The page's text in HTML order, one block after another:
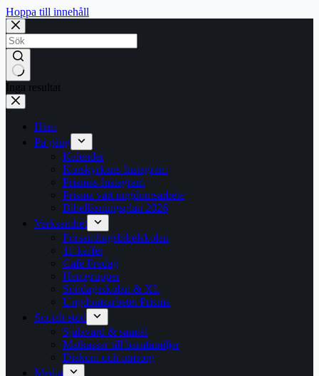
Hoppa till innehåll
Inga resultat
Hem
På gång
Kalender
Korskyrkans Instagram
Prismas Instagram
Prisma vårt ungdomsarbete
Bibelläsningsplan 2026
Verksamhet
Församlingsbibelskolan
11-kaffet
Café Fredag
Hemgrupper
Söndagsskolan & XL
Ungdomsarbetet Prisma
Socialt stöd
Själavård & samtal
Matkassar till barnfamiljer
Diakoni och omsorg
Media